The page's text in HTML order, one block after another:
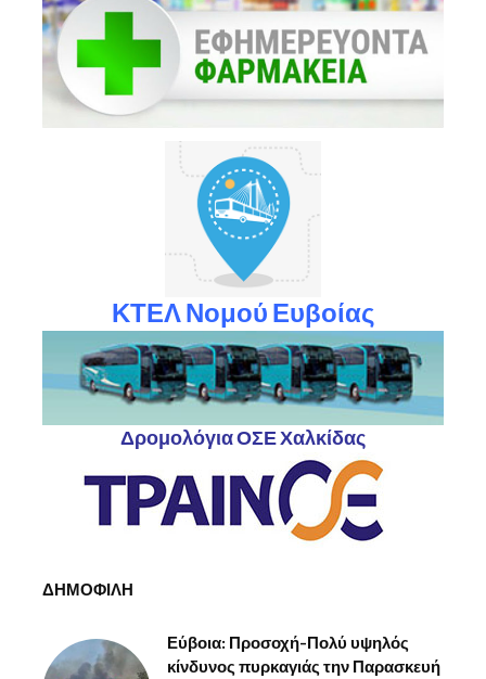
ΚΤΕΛ Νομού Ευβοίας
Δρομολόγια ΟΣΕ Χαλκίδας
ΔΗΜΟΦΙΛΗ
Εύβοια: Προσοχή-Πολύ υψηλός
κίνδυνος πυρκαγιάς την Παρασκευή